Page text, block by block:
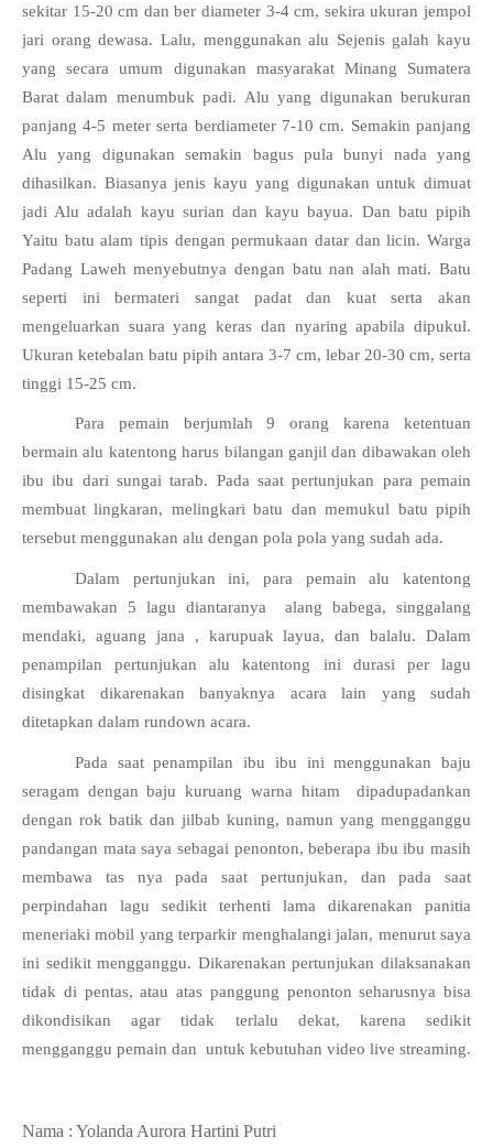
sekitar 15-20 cm dan ber diameter 3-4 cm, sekira ukuran jempol
jari orang dewasa. Lalu, menggunakan alu Sejenis galah kayu
yang secara umum digunakan masyarakat Minang Sumatera
Barat dalam menumbuk padi. Alu yang digunakan berukuran
panjang 4-5 meter serta berdiameter 7-10 cm. Semakin panjang
Alu yang digunakan semakin bagus pula bunyi nada yang
dihasilkan. Biasanya jenis kayu yang digunakan untuk dimuat
jadi Alu adalah kayu surian dan kayu bayua. Dan batu pipih
Yaitu batu alam tipis dengan permukaan datar dan licin. Warga
Padang Laweh menyebutnya dengan batu nan alah mati. Batu
seperti ini bermateri sangat padat dan kuat serta akan
mengeluarkan suara yang keras dan nyaring apabila dipukul.
Ukuran ketebalan batu pipih antara 3-7 cm, lebar 20-30 cm, serta
tinggi 15-25 cm.
Para pemain berjumlah 9 orang karena ketentuan
bermain alu katentong harus bilangan ganjil dan dibawakan oleh
ibu ibu dari sungai tarab. Pada saat pertunjukan para pemain
membuat lingkaran, melingkari batu dan memukul batu pipih
tersebut menggunakan alu dengan pola pola yang sudah ada.
Dalam pertunjukan ini, para pemain alu katentong
membawakan 5 lagu diantaranya  alang babega, singgalang
mendaki, aguang jana , karupuak layua, dan balalu. Dalam
penampilan pertunjukan alu katentong ini durasi per lagu
disingkat dikarenakan banyaknya acara lain yang sudah
ditetapkan dalam rundown acara.
Pada saat penampilan ibu ibu ini menggunakan baju
seragam dengan baju kuruang warna hitam  dipadupadankan
dengan rok batik dan jilbab kuning, namun yang mengganggu
pandangan mata saya sebagai penonton, beberapa ibu ibu masih
membawa tas nya pada saat pertunjukan, dan pada saat
perpindahan lagu sedikit terhenti lama dikarenakan panitia
meneriaki mobil yang terparkir menghalangi jalan, menurut saya
ini sedikit mengganggu. Dikarenakan pertunjukan dilaksanakan
tidak di pentas, atau atas panggung penonton seharusnya bisa
dikondisikan agar tidak terlalu dekat, karena sedikit
mengganggu pemain dan  untuk kebutuhan video live streaming.
Nama : Yolanda Aurora Hartini Putri